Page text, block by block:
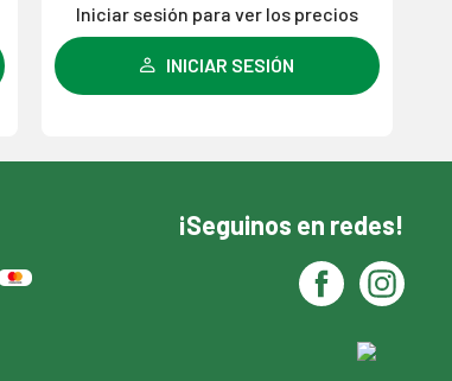
Iniciar sesión para ver los precios
INICIAR SESIÓN
¡Seguinos en redes!